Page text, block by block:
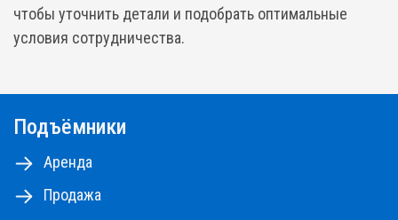
чтобы уточнить детали и подобрать оптимальные
условия сотрудничества.
Подъёмники
Аренда
Продажа